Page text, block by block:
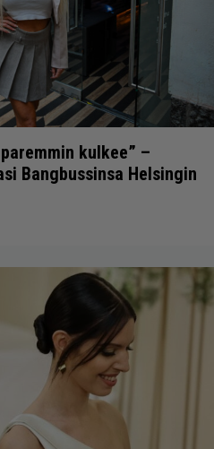
kulkee” –
Bangbussinsa Helsingin